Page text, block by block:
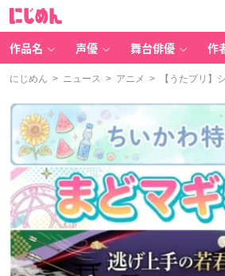
作品名 声優 舞台俳優 作
にじめん > ニュース > アニメ > 【うたプリ】